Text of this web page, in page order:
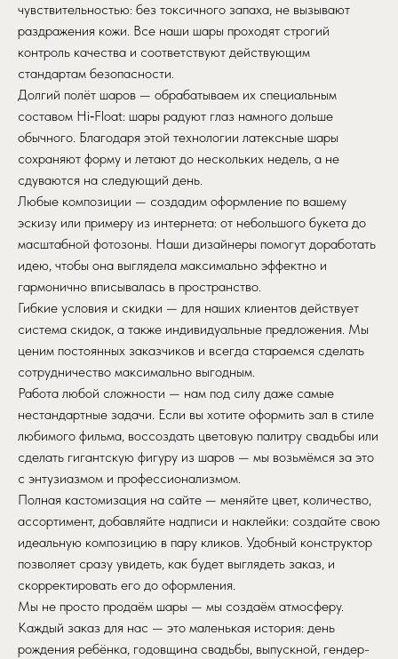
чувствительностью: без токсичного запаха, не вызывают
раздражения кожи. Все наши шары проходят строгий
контроль качества и соответствуют действующим
стандартам безопасности.
Долгий полёт шаров — обрабатываем их специальным
составом Hi‑Float: шары радуют глаз намного дольше
обычного. Благодаря этой технологии латексные шары
сохраняют форму и летают до нескольких недель, а не
сдуваются на следующий день.
Любые композиции — создадим оформление по вашему
эскизу или примеру из интернета: от небольшого букета до
масштабной фотозоны. Наши дизайнеры помогут доработать
идею, чтобы она выглядела максимально эффектно и
гармонично вписывалась в пространство.
Гибкие условия и скидки — для наших клиентов действует
система скидок, а также индивидуальные предложения. Мы
ценим постоянных заказчиков и всегда стараемся сделать
сотрудничество максимально выгодным.
Работа любой сложности — нам под силу даже самые
нестандартные задачи. Если вы хотите оформить зал в стиле
любимого фильма, воссоздать цветовую палитру свадьбы или
сделать гигантскую фигуру из шаров — мы возьмёмся за это
с энтузиазмом и профессионализмом.
Полная кастомизация на сайте — меняйте цвет, количество,
ассортимент, добавляйте надписи и наклейки: создайте свою
идеальную композицию в пару кликов. Удобный конструктор
позволяет сразу увидеть, как будет выглядеть заказ, и
скорректировать его до оформления.
Мы не просто продаём шары — мы создаём атмосферу.
Каждый заказ для нас — это маленькая история: день
рождения ребёнка, годовщина свадьбы, выпускной, гендер-